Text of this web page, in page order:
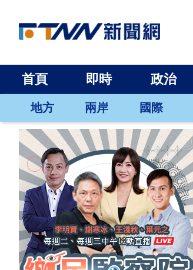
首頁 即時 政治
地方 兩岸 國際